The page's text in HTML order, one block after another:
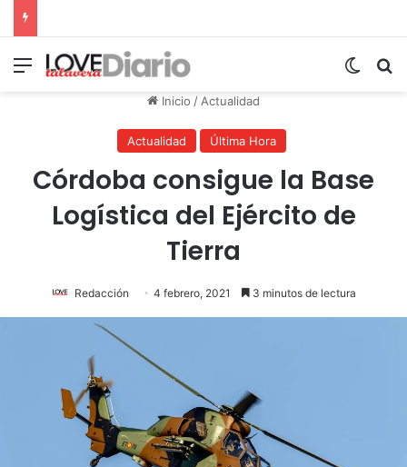
Menú
Inicio /Actualidad
Actualidad Última Hora
Córdoba consigue la Base
Logística del Ejército de
Tierra
Redacción 4 febrero, 2021 3 minutos de lectura